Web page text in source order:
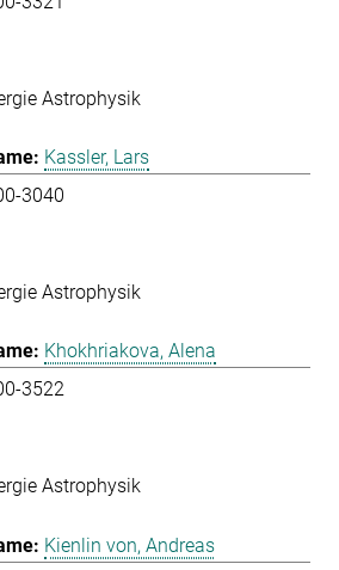
Astrophysik
Kassler, Lars
3040
Astrophysik
Khokhriakova, Alena
3522
Astrophysik
Kienlin von, Andreas